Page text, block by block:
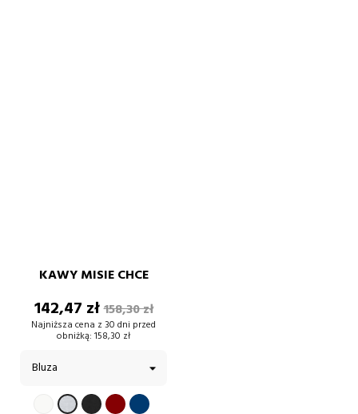
KAWY MISIE CHCE
Cena
142,47 złCena
podstawowa
158,30 zł
Najniższa cena z 30 dni przed
obniżką: 158,30 zł
BIAŁYSZARYCZARNYBORDOWYGRANATOWY